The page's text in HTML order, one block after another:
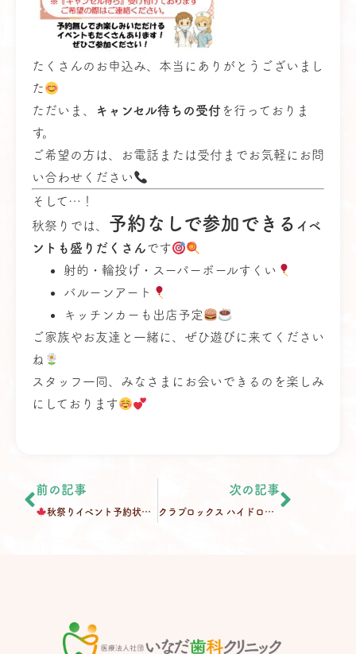
たくさんのお申込み、本当にありがとうございまし
た
ただいま、
キャンセル待ちの受付 を行っておりま
す。
ご希望の方は、お電話または受付までお気軽にお問
い合わせください
そして…！
秋祭りでは、
予約なしで参加できる イベ
ントも盛りだくさんです
射的・輪投げ・スーパーボールすくい
バルーンアート
キッチンカーも出店予定
ご家族やお友達と一緒に、ぜひ遊びに来てください
ね
スタッフ一同、みなさまにお会いできるのを楽しみ
にしております
前の記事
秋祭りイベント予約状況のお知らせ
次の記事
クラプロックス ハイドロソニックシリーズ取扱い開始のお知らせ